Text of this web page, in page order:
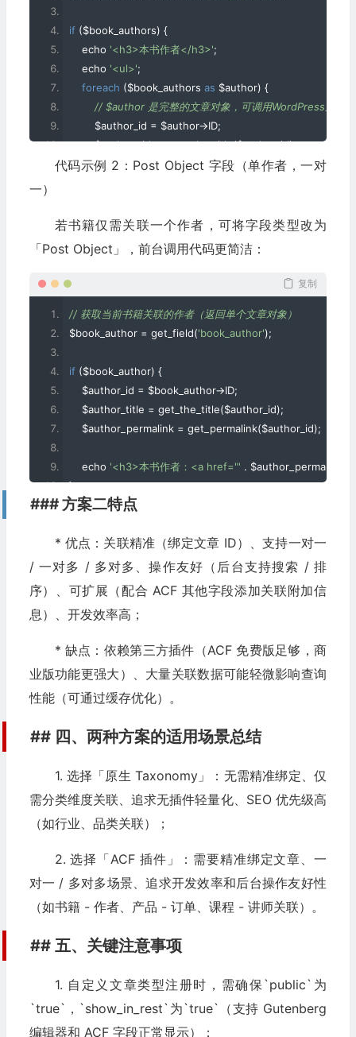
if ($book_authors) {
    echo
'<h3>本书作者</h3>';
    echo
'<ul>';
foreach ($book_authors as $author) {
// $author 是完整的文章对象，可调用WordPress原生
        $author_id
= $author->ID;
        $author_title
= get_the_title($author_id);
        $author_permalink
= get_permalink($author_id);
'<li>' ;
        echo
'<a href="' . $author_permalink
            echo
'<p>' . $author_bio . '</p>';
}
        echo
'</li>' ;
    echo
'</ul>';
代码示例 2：Post Object 字段（单作者，一对
一）​
若书籍仅需关联一个作者，可将字段类型改为
「Post Object」，前台调用代码更简洁：
复制
// 获取当前书籍关联的作者（返回单个文章对象）
$book_author = get_field('book_author');
if ($book_author) {
    $author_id
= $book_author->ID;
    $author_title
= get_the_title($author_id);
    $author_permalink
= get_permalink($author_id);
    echo
'<h3>本书作者：<a href="' . $author_permalink
}
### 方案二特点
* 优点：关联精准（绑定文章 ID）、支持一对一
/ 一对多 / 多对多、操作友好（后台支持搜索 / 排
序）、可扩展（配合 ACF 其他字段添加关联附加信
息）、开发效率高；
* 缺点：依赖第三方插件（ACF 免费版足够，商
业版功能更强大）、大量关联数据可能轻微影响查询
性能（可通过缓存优化）。
## 四、两种方案的适用场景总结
1. 选择「原生 Taxonomy」：无需精准绑定、仅
需分类维度关联、追求无插件轻量化、SEO 优先级高
（如行业、品类关联）；
2. 选择「ACF 插件」：需要精准绑定文章、一
对一 / 多对多场景、追求开发效率和后台操作友好性
（如书籍 - 作者、产品 - 订单、课程 - 讲师关联）。
## 五、关键注意事项
1. 自定义文章类型注册时，需确保`public`为
`true`，`show_in_rest`为`true`（支持 Gutenberg
编辑器和 ACF 字段正常显示）；